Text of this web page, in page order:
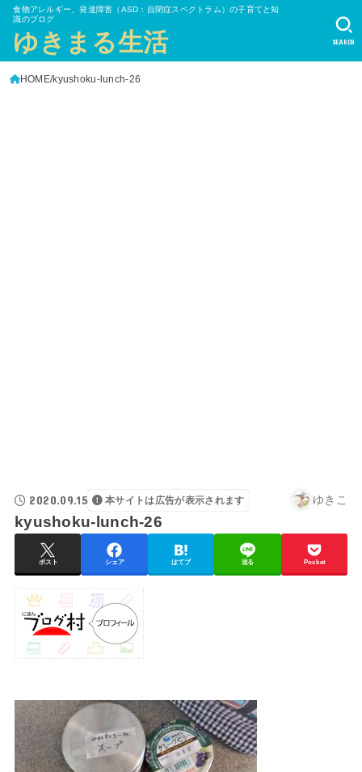
食物アレルギー、発達障害（ASD：自閉症スペクトラム）の子育てと知
識のブログ
ゆきまる生活 SEARCH
HOME kyushoku-lunch-26
2020.09.15 本サイトは広告が表示されます ゆきこ
kyushoku-lunch-26
ポスト シェア はてブ 送る Pocket